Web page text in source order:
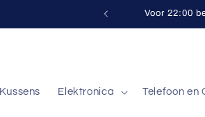
Voor 22:00
Kussens Elektronica Telefoon en